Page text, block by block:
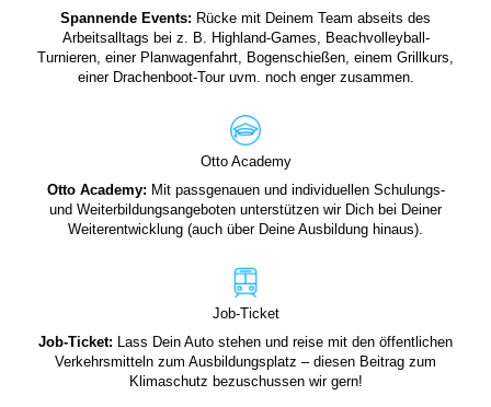
Spannende Events: Rücke mit Deinem Team abseits des
Arbeitsalltags bei z. B. Highland-Games, Beachvolleyball-
Turnieren, einer Planwagenfahrt, Bogenschießen, einem Grillkurs,
einer Drachenboot-Tour uvm. noch enger zusammen.
Otto Academy
Otto Academy: Mit passgenauen und individuellen Schulungs-
und Weiterbildungsangeboten unterstützen wir Dich bei Deiner
Weiterentwicklung (auch über Deine Ausbildung hinaus).
Job-Ticket
Job-Ticket: Lass Dein Auto stehen und reise mit den öffentlichen
Verkehrsmitteln zum Ausbildungsplatz – diesen Beitrag zum
Klimaschutz bezuschussen wir gern!